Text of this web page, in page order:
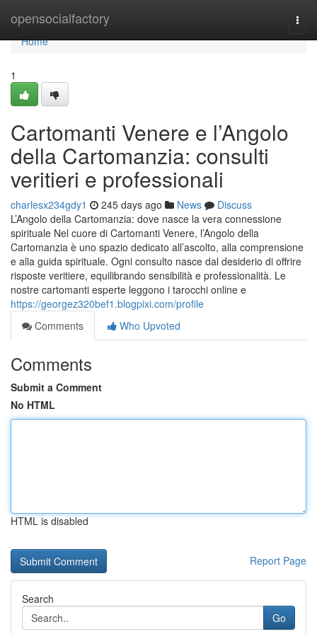
opensocialfactory
Home
Home
1
Cartomanti Venere e l’Angolo
della Cartomanzia: consulti
veritieri e professionali
charlesx234gdy1 245 days ago News
Discuss
L’Angolo della Cartomanzia: dove nasce la vera connessione
spirituale Nel cuore di Cartomanti Venere, l’Angolo della
Cartomanzia è uno spazio dedicato all’ascolto, alla comprensione
e alla guida spirituale. Ogni consulto nasce dal desiderio di offrire
risposte veritiere, equilibrando sensibilità e professionalità. Le
nostre cartomanti esperte leggono i tarocchi online e
https://georgez320bef1.blogpixi.com/profile
Comments
Who Upvoted
Comments
Submit a Comment
No HTML
HTML is disabled
Report Page
Search
Go